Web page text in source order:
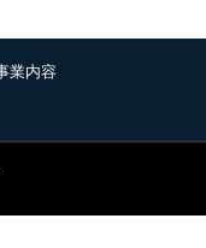
業内容